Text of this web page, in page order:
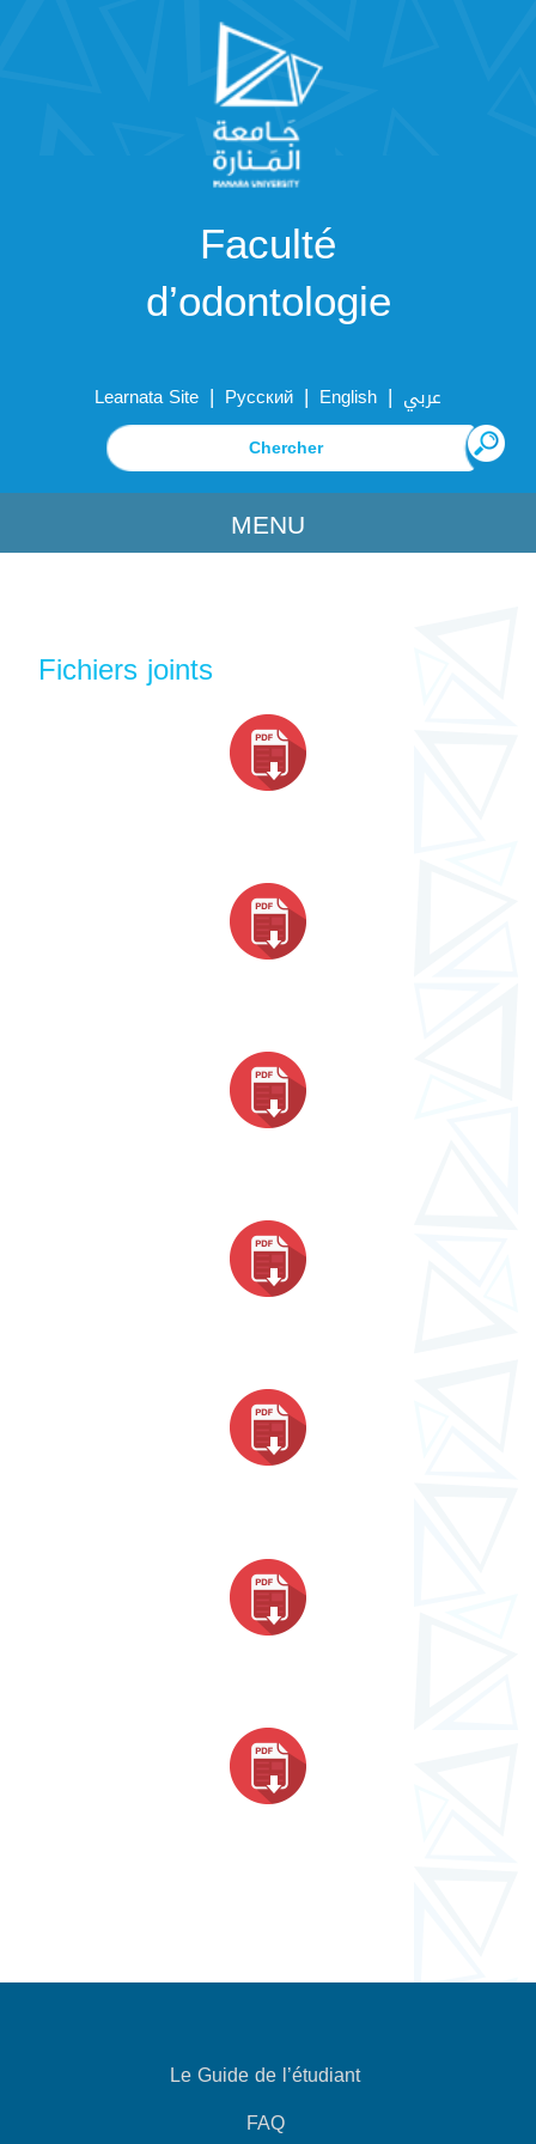
Faculté
d’odontologie
Learnata Site | Русский | English | عربي
MENU
Fichiers joints
Le Guide de l’étudiant
FAQ